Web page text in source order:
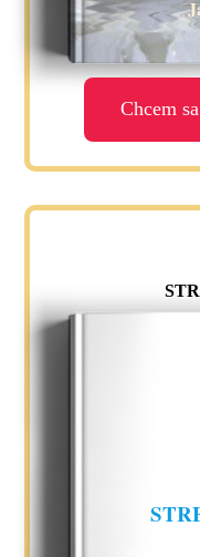
Chcem